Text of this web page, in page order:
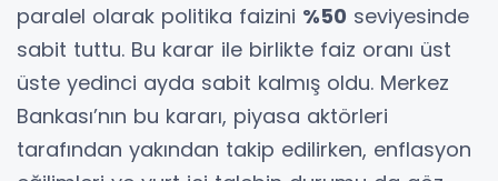
paralel olarak politika faizini %50 seviyesinde
sabit tuttu. Bu karar ile birlikte faiz oranı üst
üste yedinci ayda sabit kalmış oldu. Merkez
Bankası’nın bu kararı, piyasa aktörleri
tarafından yakından takip edilirken, enflasyon